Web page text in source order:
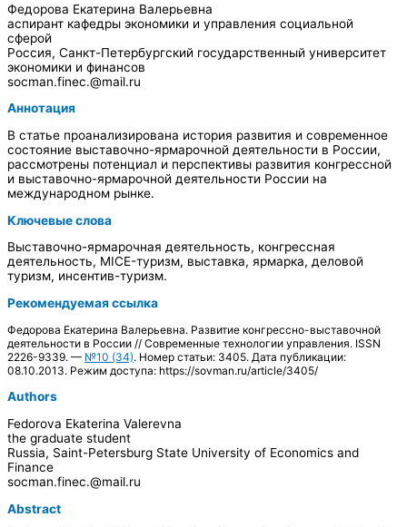
Федорова Екатерина Валерьевна
аспирант кафедры экономики и управления социальной
сферой
Россия, Санкт-Петербургский государственный университет
экономики и финансов
socman.finec.@mail.ru
Аннотация
В статье проанализирована история развития и современное
состояние выставочно-ярмарочной деятельности в России,
рассмотрены потенциал и перспективы развития конгрессной
и выставочно-ярмарочной деятельности России на
международном рынке.
Ключевые слова
Выставочно-ярмарочная деятельность, конгрессная
деятельность, MICE-туризм, выставка, ярмарка, деловой
туризм, инсентив-туризм.
Рекомендуемая ссылка
Федорова Екатерина Валерьевна. Развитие конгрессно-выставочной
деятельности в России // Современные технологии управления. ISSN
2226-9339. — №10 (34). Номер статьи: 3405. Дата публикации:
08.10.2013. Режим доступа: https://sovman.ru/article/3405/
Authors
Fedorova Ekaterina Valerevna
the graduate student
Russia, Saint-Petersburg State University of Economics and
Finance
socman.finec.@mail.ru
Abstract